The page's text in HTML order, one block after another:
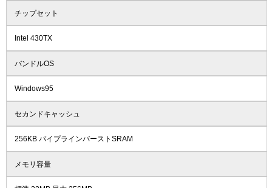
チップセット
Intel 430TX
バンドルOS
Windows95
セカンドキャッシュ
256KB パイプラインバーストSRAM
メモリ容量